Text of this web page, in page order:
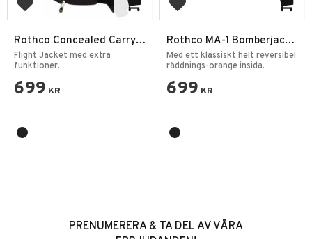
Lägg till i favoriter
Rothco Concealed Carry
MA-1 Bomberjacka
Flight Jacket med extra
funktioner.
699 KR
Lägg till i favoriter
Rothco MA-1 Bomberjacka
Full Cut
Med ett klassiskt helt reversibel
räddnings-orange insida.
699 KR
PRENUMERERA & TA DEL AV VÅRA